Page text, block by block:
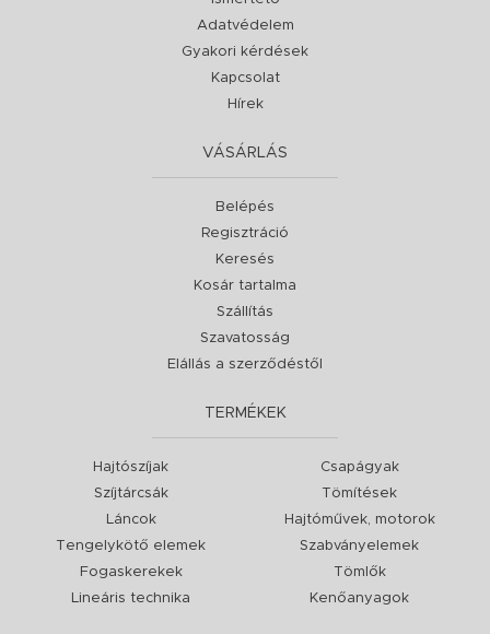
Adatvédelem
Gyakori kérdések
Kapcsolat
Hírek
VÁSÁRLÁS
Belépés
Regisztráció
Keresés
Kosár tartalma
Szállítás
Szavatosság
Elállás a szerződéstől
TERMÉKEK
Hajtószíjak
Szíjtárcsák
Láncok
Tengelykötő elemek
Fogaskerekek
Lineáris technika
Csapágyak
Tömítések
Hajtóművek, motorok
Szabványelemek
Tömlők
Kenőanyagok